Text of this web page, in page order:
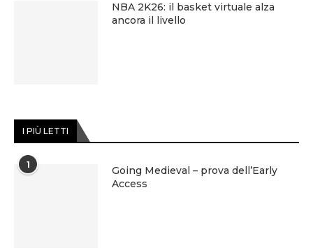
NBA 2K26: il basket virtuale alza
ancora il livello
I PIÙ LETTI
1
Going Medieval – prova dell’Early
Access